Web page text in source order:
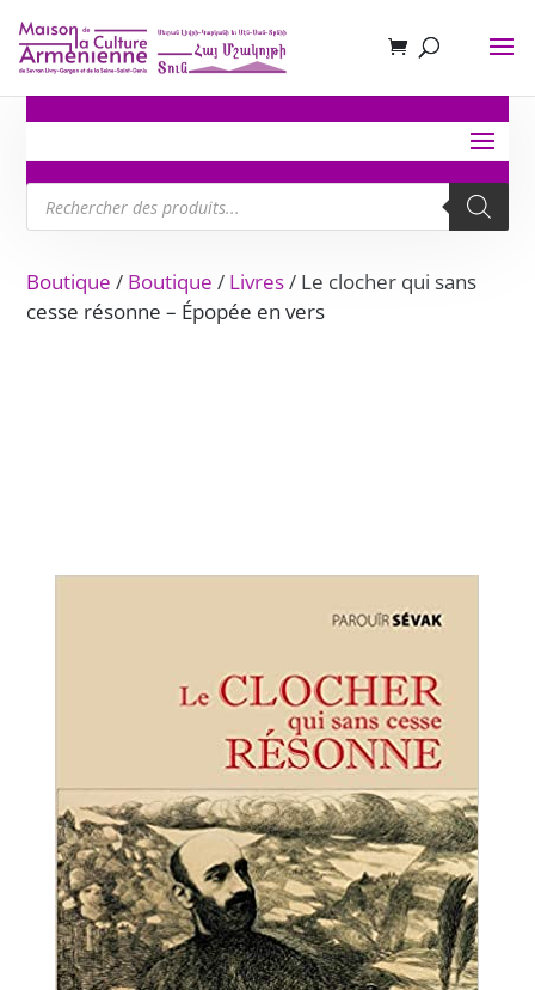
Recherche
de
produits
Boutique / Boutique / Livres/ Le clocher qui sans
cesse résonne – Épopée en vers